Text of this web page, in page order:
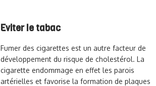
Eviter le tabac
Fumer des cigarettes est un autre facteur de
développement du risque de cholestérol. La
cigarette endommage en effet les parois
artérielles et favorise la formation de plaques